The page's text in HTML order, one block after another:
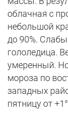
облачная с
небольшой
до 90%.
гололедица.
умеренный.
мороза по
западных
пятницу от